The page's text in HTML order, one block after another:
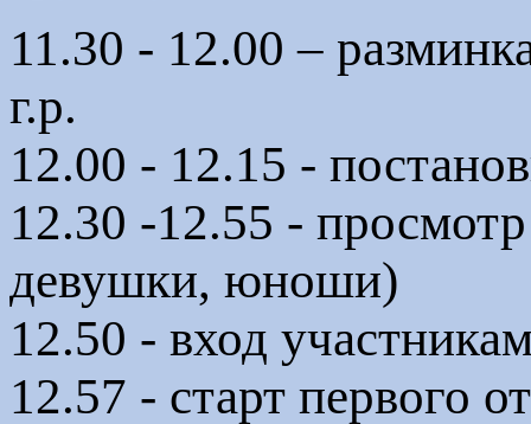
11.30 - 12.00 –
г.р.
12.00 - 12.15 -
12.30 -12.55 -
девушки, юноши)
12.50 - вход
12.57 - старт первого